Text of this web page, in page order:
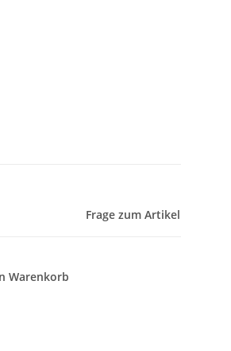
Frage zum Artikel
Warenkorb